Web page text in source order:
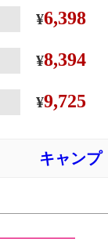
6,398
8,394
9,725
キャンプ